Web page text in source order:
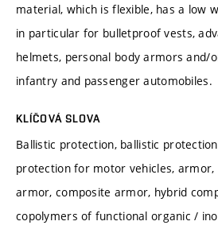
material, which is flexible, has a low
in particular for bulletproof vests,
helmets, personal body armors and/
infantry and passenger automobiles.
KLÍČOVÁ SLOVA
Ballistic protection, ballistic
protection for motor vehicles,
armor, composite armor, hybrid
copolymers of functional organic /